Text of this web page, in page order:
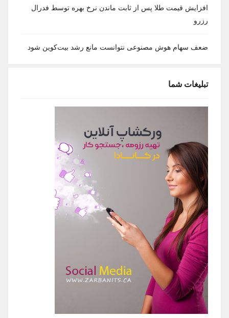
افزایش قیمت طلا پس از ثابت ماندن نرخ بهره توسط فدرال
رزرو
ضعف سهام هوش مصنوعی نتوانست مانع رشد بیت‌کوین شود
تبلیغات شما